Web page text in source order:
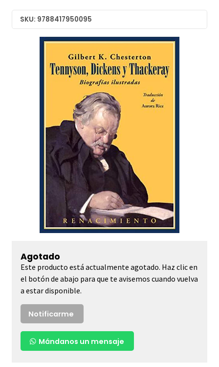
SKU: 9788417950095
Agotado
Este producto está actualmente agotado. Haz clic en
el botón de abajo para que te avisemos cuando vuelva
a estar disponible.
Notificarme
Mándanos un mensaje